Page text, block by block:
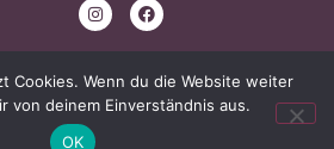
Cookies. Wenn du die Website weiter
von deinem Einverständnis aus.
OK